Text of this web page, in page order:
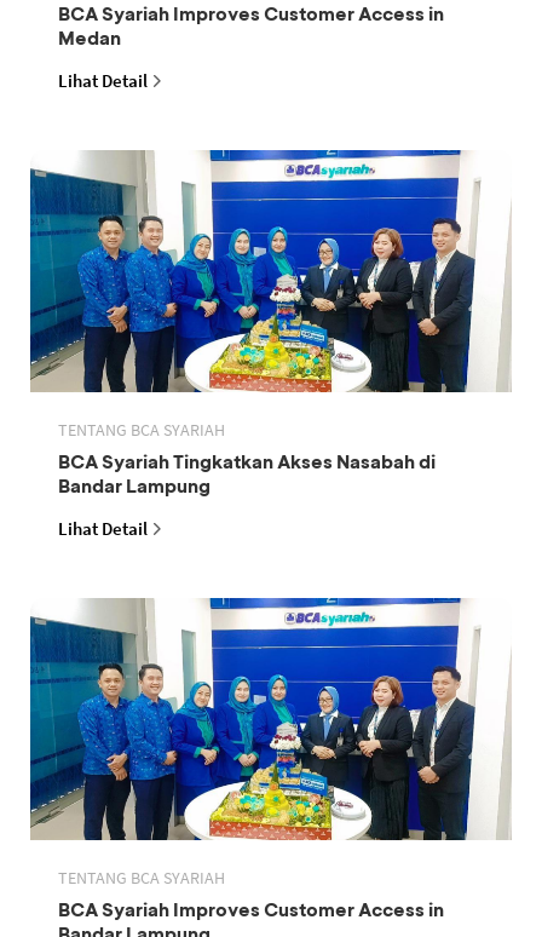
BCA Syariah Improves Customer Access in
Medan
Lihat Detail
TENTANG BCA SYARIAH
BCA Syariah Tingkatkan Akses Nasabah di
Bandar Lampung
Lihat Detail
TENTANG BCA SYARIAH
BCA Syariah Improves Customer Access in